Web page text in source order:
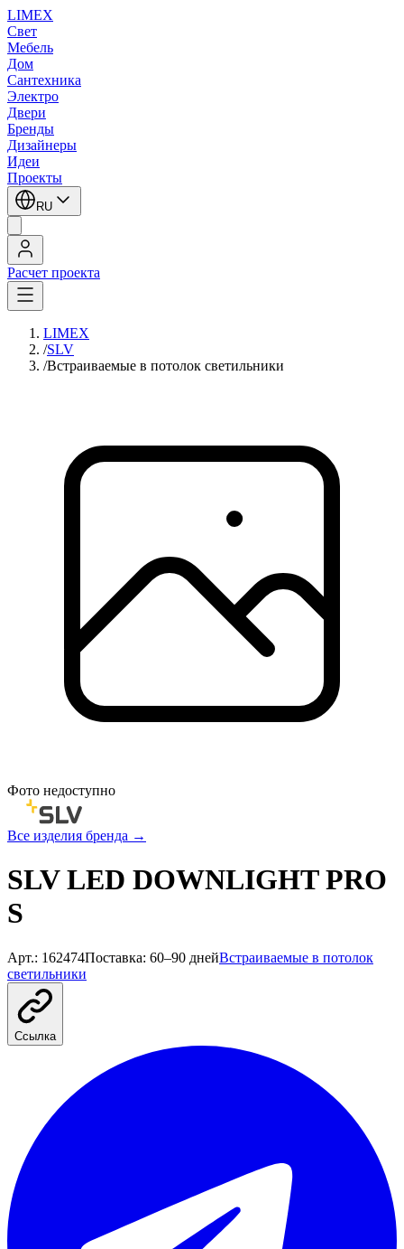
LIMEX
Свет
Мебель
Дом
Сантехника
Электро
Двери
Бренды
Дизайнеры
Идеи
Проекты
RU
Расчет проекта
LIMEX
/SLV
/Встраиваемые в потолок светильники
Фото недоступно
Все изделия бренда →
SLV LED DOWNLIGHT PRO
S
Арт.: 162474Поставка: 60–90 днейВстраиваемые в потолок
светильники
Ссылка